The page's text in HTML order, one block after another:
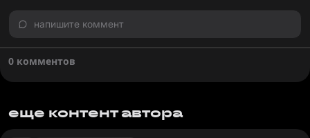
напишите коммент
0 комментов
еще контент автора